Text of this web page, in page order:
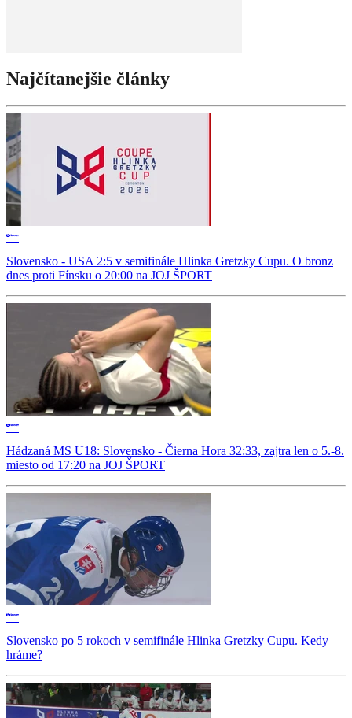
Najčítanejšie články
Slovensko - USA 2:5 v semifinále Hlinka Gretzky Cupu. O bronz
dnes proti Fínsku o 20:00 na JOJ ŠPORT
Hádzaná MS U18: Slovensko - Čierna Hora 32:33, zajtra len o 5.-8.
miesto od 17:20 na JOJ ŠPORT
Slovensko po 5 rokoch v semifinále Hlinka Gretzky Cupu. Kedy
hráme?